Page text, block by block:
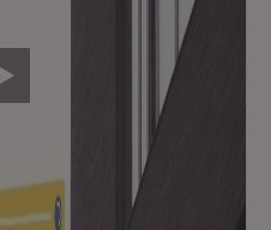
Video abspielen